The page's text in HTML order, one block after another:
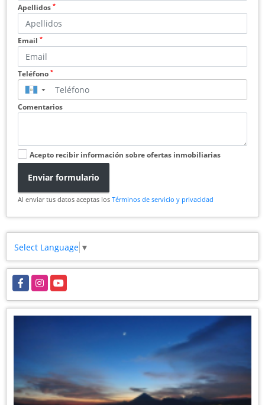
Apellidos *
Email *
Teléfono *
▼
Comentarios
Acepto recibir información sobre ofertas inmobiliarias
Enviar formulario
Al enviar tus datos aceptas los Términos de servicio y privacidad
Select Language ▼
FacebookInstagramYouTube